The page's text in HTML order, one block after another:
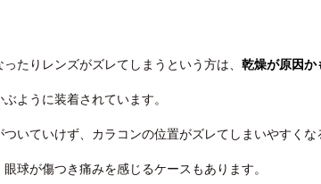
たりレンズがズレてしまうという方は、 乾燥が原因
ように装着されています。
いていけず、カラコンの位置がズレてしまいやすくな
球が傷つき痛みを感じるケースもあります。